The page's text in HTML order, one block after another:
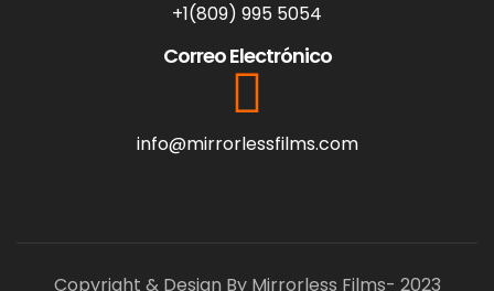
+1(809) 995 5054
Correo Electrónico
info@mirrorlessfilms.com
Copyright & Design By Mirrorless Films- 2023